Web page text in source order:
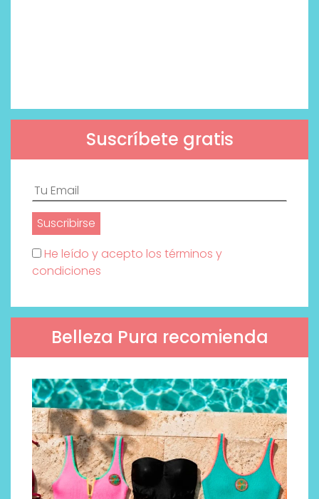
Suscríbete gratis
He leído y acepto los términos y
condiciones
Belleza Pura recomienda